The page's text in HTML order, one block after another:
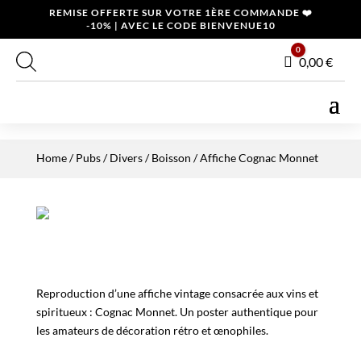
REMISE OFFERTE SUR VOTRE 1ÈRE COMMANDE ❤️
-10% | AVEC LE CODE BIENVENUE10
Panier
0
0,00€
Home/Pubs / Divers/Boisson / Affiche Cognac Monnet
Reproduction d’une affiche vintage consacrée aux vins et
spiritueux : Cognac Monnet. Un poster authentique pour
les amateurs de décoration rétro et œnophiles.